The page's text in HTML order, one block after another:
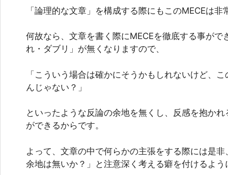
「論理的な文章」を構成する際にもこのMECEは
何故なら、文章を書く際にMECEを徹底する事がで
れ・ダブリ」が無くなりますので、
「こういう場合は確かにそうかもしれないけど、
んじゃない？」
といったような反論の余地を無くし、反感を抱か
ができるからです。
よって、文章の中で何らかの主張をする際には是
余地は無いか？」と注意深く考える癖を付けるよ